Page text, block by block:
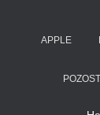
APPLE